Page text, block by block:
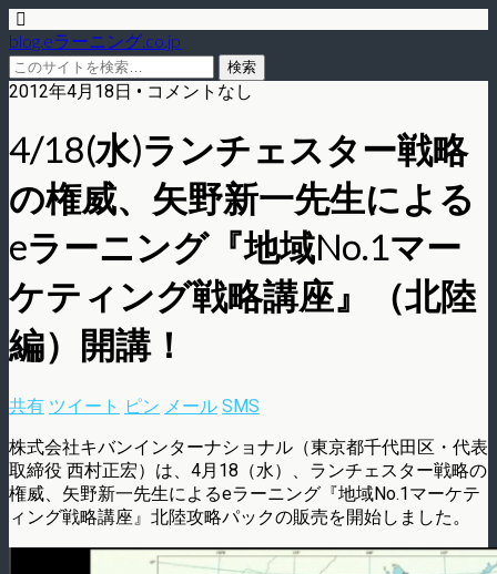
blog.eラーニング.co.jp
2012年4月18日 • コメントなし
4/18(水)ランチェスター戦略
の権威、矢野新一先生による
eラーニング『地域No.1マー
ケティング戦略講座』（北陸
編）開講！
共有 ツイート ピン メール SMS
株式会社キバンインターナショナル（東京都千代田区・代表
取締役 西村正宏）は、4月18（水）、ランチェスター戦略の
権威、矢野新一先生によるeラーニング『地域No.1マーケテ
ィング戦略講座』北陸攻略パックの販売を開始しました。